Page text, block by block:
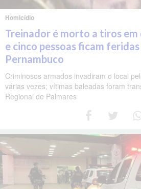
Homicídio
Treinador é morto a tiros
e cinco pessoas ficam
Pernambuco
Criminosos armados invadiram o local
várias vezes; vítimas baleadas foram
Regional de Palmares